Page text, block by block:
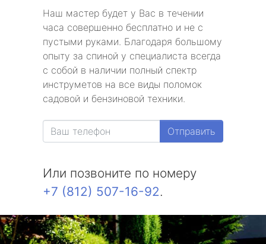
Наш мастер будет у Вас в течении
часа совершенно бесплатно и не с
пустыми руками. Благодаря большому
опыту за спиной у специалиста всегда
с собой в наличии полный спектр
инструметов на все виды поломок
садовой и бензиновой техники.
Отправить
Или позвоните по номеру
+7 (812) 507-16-92.